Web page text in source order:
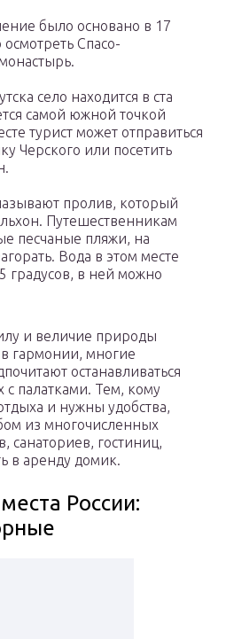
было основано в 17
Спасо-
село находится в ста
самой южной точкой
турист может отправиться
Черского или посетить
пролив, который
Путешественникам
песчаные пляжи, на
Вода в этом месте
градусов, в ней можно
и величие природы
в гармонии, многие
останавливаться
с палатками. Тем, кому
и нужны удобства,
из многочисленных
санаториев, гостиниц,
в аренду домик.
России: